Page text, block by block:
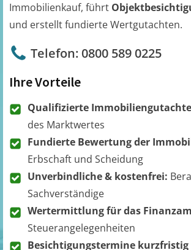
Immobilienkauf, führt
und erstellt fundierte Wertgutachten.
Telefon: 0800 589 0225
Ihre Vorteile
Qualifizierte
des Marktwertes
Fundierte Bewertung der
Erbschaft und Scheidung
Unverbindliche & kostenfrei:
Sachverständige
Wertermittlung für das
Steuerangelegenheiten
Besichtigungstermine kurzfristig